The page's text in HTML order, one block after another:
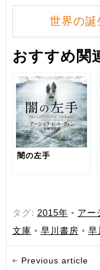
世界の
おすすめ関
闇の左手
タグ: 2015年 • アー
文庫 • 早川書房 • 早
Previous article